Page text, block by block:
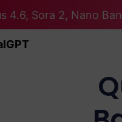
4.6, Sora 2, Nano